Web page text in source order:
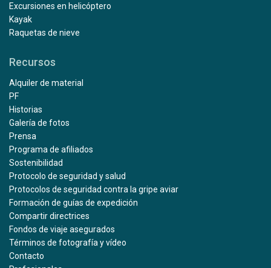
Excursiones en helicóptero
Kayak
Raquetas de nieve
Recursos
Alquiler de material
PF
Historias
Galería de fotos
Prensa
Programa de afiliados
Sostenibilidad
Protocolo de seguridad y salud
Protocolos de seguridad contra la gripe aviar
Formación de guías de expedición
Compartir directrices
Fondos de viaje asegurados
Términos de fotografía y vídeo
Contacto